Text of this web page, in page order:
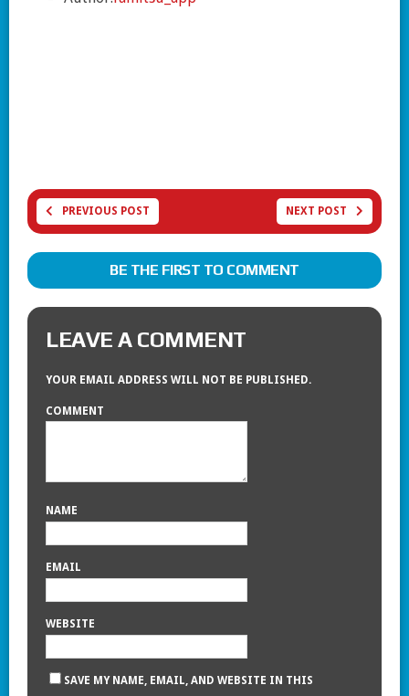
PREVIOUS POST NEXT POST
BE THE FIRST TO COMMENT
LEAVE A COMMENT
YOUR EMAIL ADDRESS WILL NOT BE PUBLISHED.
COMMENT
NAME
EMAIL
WEBSITE
SAVE MY NAME, EMAIL, AND WEBSITE IN THIS